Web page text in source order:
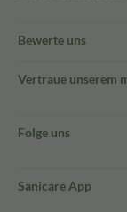
Bewerte uns
Vertraue unserem
Folge uns
Sanicare App